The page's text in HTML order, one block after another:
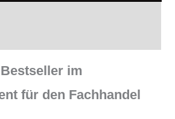
im
für den Fachhandel